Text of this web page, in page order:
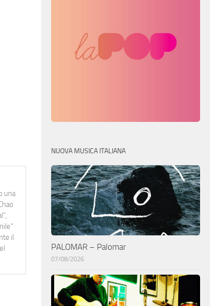
una
il
NUOVA MUSICA ITALIANA
PALOMAR – Palomar
07/08/2026